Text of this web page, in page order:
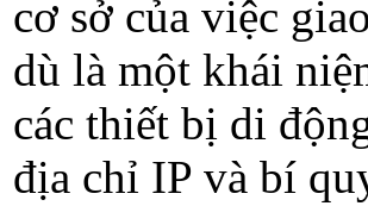
cơ sở của việc
dù là một khái
các thiết bị di
địa chỉ IP và bí